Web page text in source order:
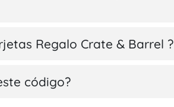
Regalo Crate & Barrel ?
código?